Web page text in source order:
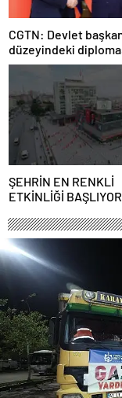
CGTN: Devlet
düzeyindeki
Rusya arasındaki
ortaklığı güçlendiriyor
ŞEHRİN EN RENKLİ
ETKİNLİĞİ
FESTİVALİ”
GAZİOSMANPAŞA’DA
YAŞANACAK